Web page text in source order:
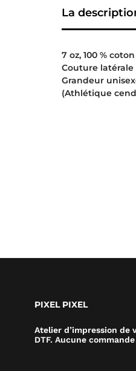
La
7 oz, 100 %
Couture latérale
Grandeur
(Athlétique
PIXEL PIXEL
Atelier d’impression de
DTF. Aucune